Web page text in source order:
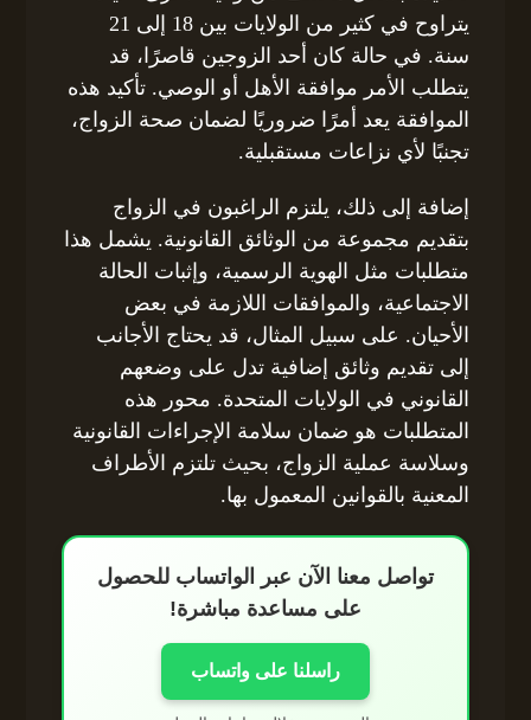
يتراوح في كثير من الولايات بين 18 إلى 21
سنة. في حالة كان أحد الزوجين قاصرًا، قد
يتطلب الأمر موافقة الأهل أو الوصي. تأكيد هذه
الموافقة يعد أمرًا ضروريًا لضمان صحة الزواج،
تجنبًا لأي نزاعات مستقبلية.
إضافة إلى ذلك، يلتزم الراغبون في الزواج
بتقديم مجموعة من الوثائق القانونية. يشمل هذا
متطلبات مثل الهوية الرسمية، وإثبات الحالة
الاجتماعية، والموافقات اللازمة في بعض
الأحيان. على سبيل المثال، قد يحتاج الأجانب
إلى تقديم وثائق إضافية تدل على وضعهم
القانوني في الولايات المتحدة. محور هذه
المتطلبات هو ضمان سلامة الإجراءات القانونية
وسلاسة عملية الزواج، بحيث تلتزم الأطراف
المعنية بالقوانين المعمول بها.
تواصل معنا الآن عبر الواتساب للحصول
على مساعدة مباشرة!
راسلنا على واتساب